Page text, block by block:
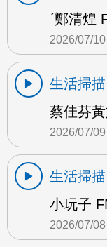
ˊ鄭清煌
2026/07/10
生活掃描
蔡佳芬
2026/07/09
生活掃描
小玩子
2026/07/08